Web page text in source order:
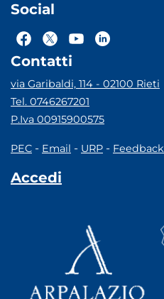
Social
Contatti
via Garibaldi, 114 - 02100 Rieti
Tel. 0746267201
P.Iva 00915900575
PEC - Email - URP -
Accedi